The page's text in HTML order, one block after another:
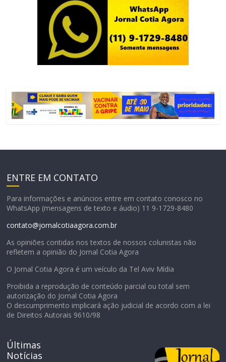
ENTRE EM CONTATO
Para informações e anúncios entre em contato conosco no
WhatsApp (mensagens de texto e áudio) 11 9-1729-8480
contato@jornalcotiaagora.com.br
As opiniões contidas nos textos de nossos colunistas não
refletem a opinião do Jornal Cotia Agora
O Jornal Cotia Agora é um veículo da Tel Aviv Mídia
Proibida a reprodução de conteúdo parcial ou total sem
autorização do Jornal Cotia Agora
O descumprimento implicará ação judicial de acordo com a lei
de Direitos Autorais 9610/98
Últimas
Notícias